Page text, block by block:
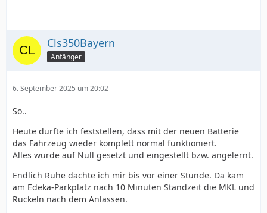
Cls350Bayern
Anfänger
6. September 2025 um 20:02
So..
Heute durfte ich feststellen, dass mit der neuen Batterie
das Fahrzeug wieder komplett normal funktioniert.
Alles wurde auf Null gesetzt und eingestellt bzw. angelernt.
Endlich Ruhe dachte ich mir bis vor einer Stunde. Da kam
am Edeka-Parkplatz nach 10 Minuten Standzeit die MKL und
Ruckeln nach dem Anlassen.